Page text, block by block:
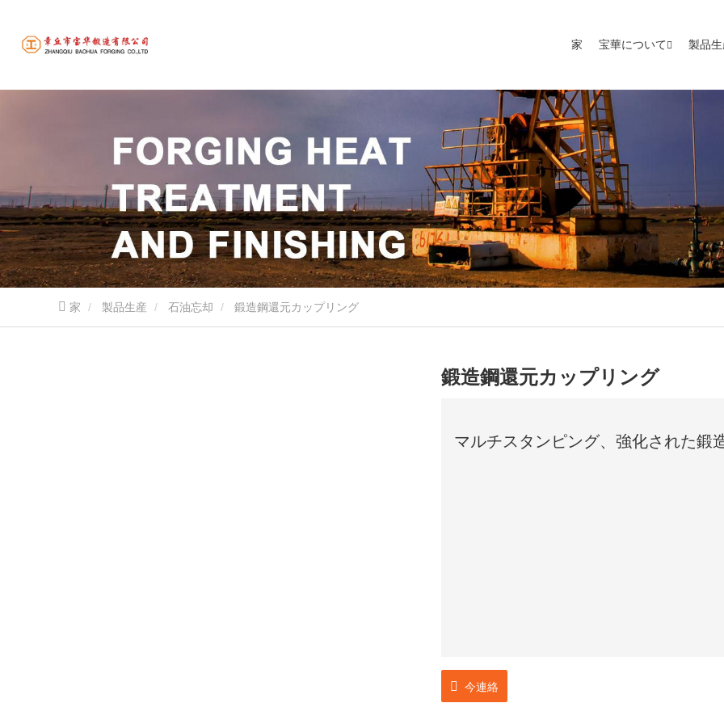
家 宝華について 製品
家 製品生産 石油忘却 鍛造鋼還元カップリング
鍛造鋼還元カップリング
マルチスタンピング、強化された鍛
今連絡